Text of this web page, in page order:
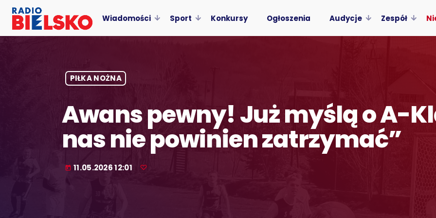
Wiadomości Sport Konkursy Ogłoszenia Audycje Zespół
PIŁKA NOŻNA
Awans pewny! Już myślą o A-
nas nie powinien zatrzymać”
today 11.05.2026 12:01